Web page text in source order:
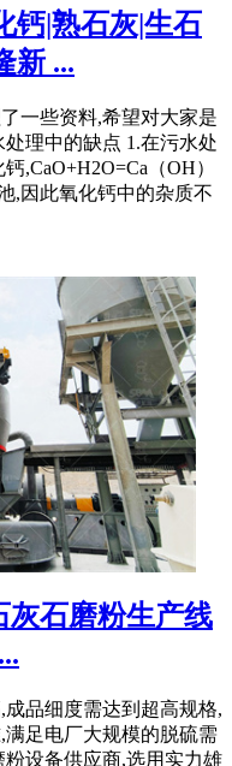
钙|熟石灰|生石
新 ...
一些资料,希望对大家是
理中的缺点 1.在污水处
,CaO+H2O=Ca（OH）
,因此氧化钙中的杂质不
灰石磨粉生产线
品细度需达到超高规格,
满足电厂大规模的脱硫需
设备供应商,选用实力雄